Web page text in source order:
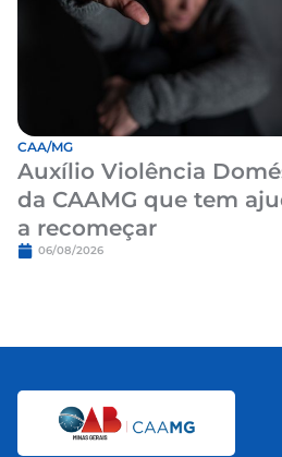
CAA/MG
Auxílio Violência
da CAAMG que tem
a recomeçar
06/08/2026